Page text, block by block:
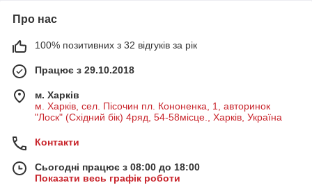
Про нас
100% позитивних з 32 відгуків за рік
Працює з 29.10.2018
м. Харків
м. Харків, сел. Пісочин пл. Кононенка, 1, авторинок
"Лоск" (Східний бік) 4ряд, 54-58місце., Харків, Україна
Контакти
Сьогодні працює з 08:00 до 18:00
Показати весь графік роботи